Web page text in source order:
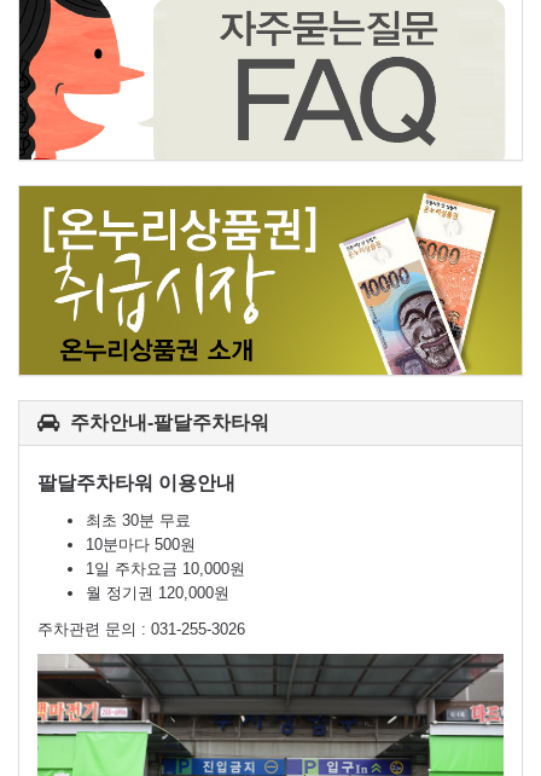
주차안내-팔달주차타워
팔달주차타워 이용안내
최초 30분 무료
10분마다 500원
1일 주차요금 10,000원
월 정기권 120,000원
주차관련 문의 : 031-255-3026